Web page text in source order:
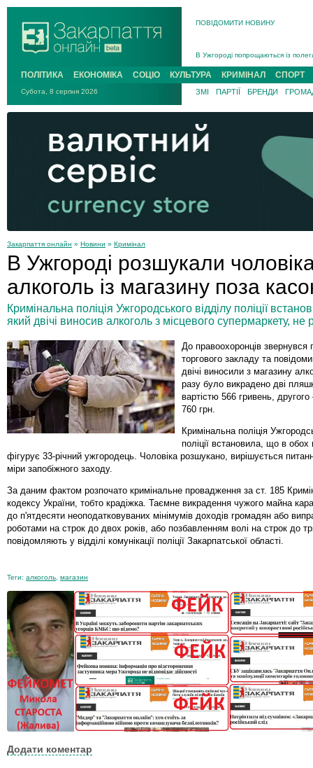
ПОВІДОМИТИ НОВИНУ
В Ужгороді попрощаються із
В Ужгороді 5 серпня
Підтвердили загибель
На війні з рф поліг військовий з
На Хустщині внаслідок ДТП за
Інструктора районного ТЦК на
ПОЛІТИКА ЕКОНОМІКА СОЦІО КУЛЬТУРА КРИМІНАЛ СПОРТ
Субота, 8 серпня 2026 ЗМІ ПАРТІЇ БРЕНДИ
Закарпаття онлайн » Новини » Кримінал
В Ужгороді розшукали
алкоголь із магазину поза
Кримінальна поліція Ужгородського відділу поліції
який двічі виносив алкоголь з місцевого супермаркету,
До правоохоронців звернувся
торгового закладу та
двічі виносили з магазину
разу було викрадено дві
вартістю 566 гривень,
760 грн.
Кримінальна поліція
поліції встановила, що в обох
фігурує 33-річний ужгородець. Чоловіка розшукано, вирішується
міри запобіжного заходу.
За даним фактом розпочато кримінальне провадження за ст. 185
кодексу України, тобто крадіжка. Таємне викрадення чужого майна
до п'ятдесяти неоподатковуваних мінімумів доходів громадян або
роботами на строк до двох років, або позбавленням волі на строк до
повідомляють у відділі комунікації поліції Закарпатської області.
Теги: алкоголь магазин
Додати коментар